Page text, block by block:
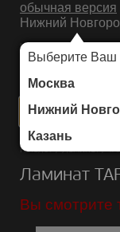
обычная версия
Нижний
Выберите Ваш
Москва
Нижний
Казань
ИНТЕРНЕТ-МАГАЗИН
Каталог/Ламинат/
Ламинат
Вы смотрите